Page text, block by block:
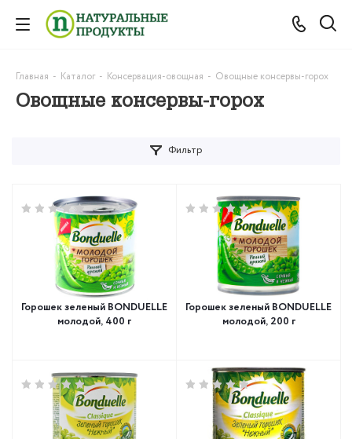
Овощные консервы-горох
Главная - Каталог - Консервация-овощная - Овощные консервы-горох
Фильтр
Горошек зеленый BONDUELLE
молодой, 400 г
Горошек зеленый BONDUELLE
молодой, 200 г